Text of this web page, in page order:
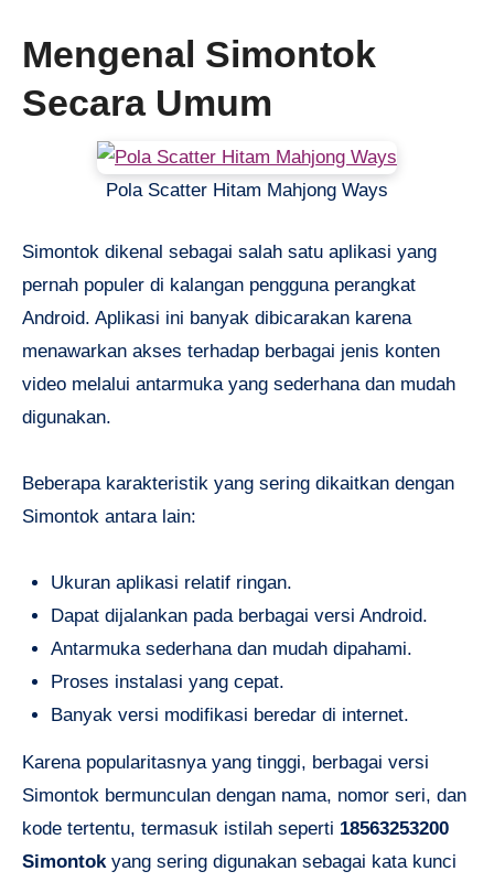
Mengenal Simontok
Secara Umum
Pola Scatter Hitam Mahjong Ways
Simontok dikenal sebagai salah satu aplikasi yang
pernah populer di kalangan pengguna perangkat
Android. Aplikasi ini banyak dibicarakan karena
menawarkan akses terhadap berbagai jenis konten
video melalui antarmuka yang sederhana dan mudah
digunakan.
Beberapa karakteristik yang sering dikaitkan dengan
Simontok antara lain:
Ukuran aplikasi relatif ringan.
Dapat dijalankan pada berbagai versi Android.
Antarmuka sederhana dan mudah dipahami.
Proses instalasi yang cepat.
Banyak versi modifikasi beredar di internet.
Karena popularitasnya yang tinggi, berbagai versi
Simontok bermunculan dengan nama, nomor seri, dan
kode tertentu, termasuk istilah seperti 18563253200
Simontok yang sering digunakan sebagai kata kunci